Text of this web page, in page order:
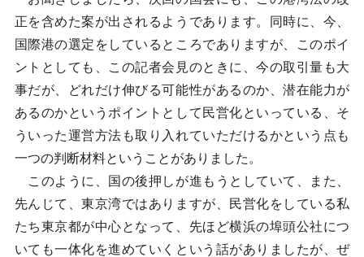
正を含めた案が出されるようであります。同時に、今、
国際港の選定をしているところでありますが、このポイ
ントとしても、この記者会見のときに、今の取引量も大
事だが、どれだけ伸びる可能性があるのか、潜在能力が
あるのかというポイントとして民営化といっている、そ
ういった運営方法も取り入れていただけるかという点も
一つの判断材料ということがありました。
このように、国の後押しが進もうとしていて、また、
先んじて、東京湾ではありますが、民営化をしている私
たち東京都が中心となって、先ほど横浜の埠頭公社につ
いても一体化を進めていくという話がありましたが、ぜ